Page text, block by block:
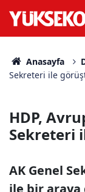
Anasayfa
Sekreteri ile
HDP,
Sekreteri
AK Genel
ile bir araya